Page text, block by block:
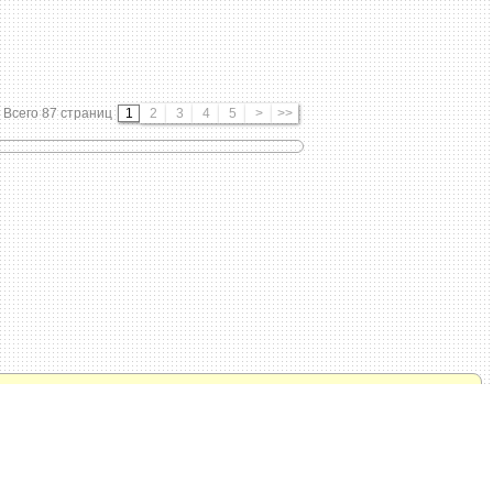
Всего 87 страниц 1 2 3 4 5 > >>